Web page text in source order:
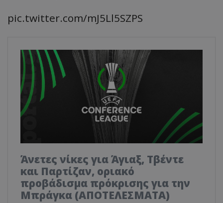
pic.twitter.com/mJ5Ll5SZPS
Άνετες νίκες για Άγιαξ, Τβέντε
και Παρτίζαν, οριακό
προβάδισμα πρόκρισης για την
Μπράγκα (ΑΠΟΤΕΛΕΣΜΑΤΑ)